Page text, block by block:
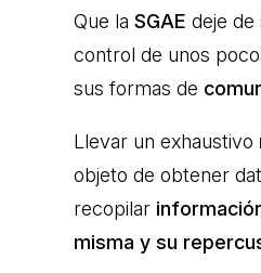
Que la SGAE deje de
control de unos
sus formas de
Llevar un exhaustivo
objeto de obtener
recopilar
misma y su